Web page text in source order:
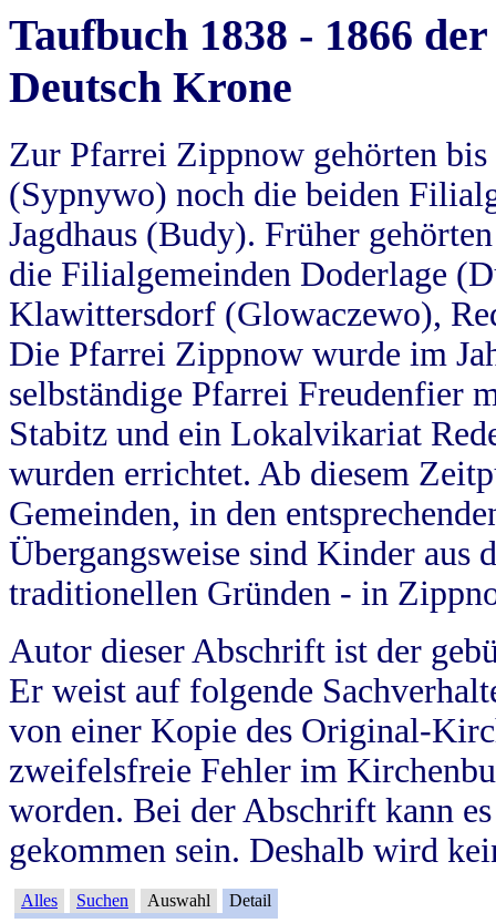
Taufbuch 1838 - 1866
Deutsch Krone
Zur Pfarrei Zippnow gehörten
(Sypnywo) noch die beiden
Jagdhaus (Budy). Früher
die Filialgemeinden Doderlage
Klawittersdorf (Glowaczewo),
Die Pfarrei Zippnow wurde im
selbständige Pfarrei Freudenfier
Stabitz und ein Lokalvikariat
wurden errichtet. Ab diesem
Gemeinden, in den
Übergangsweise sind Kinder aus
traditionellen Gründen - in
Autor dieser Abschrift ist der
Er weist auf folgende
von einer Kopie des Original-
zweifelsfreie Fehler im
worden. Bei der Abschrift kann
gekommen sein. Deshalb wird
Alles Suchen Auswahl Detail